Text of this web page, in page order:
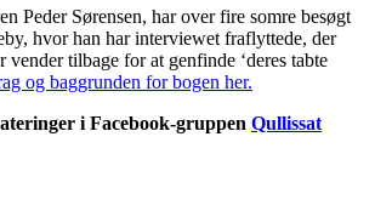
Peder Sørensen, har over fire somre besøgt
hvor han har interviewet fraflyttede, der
vender tilbage for at genfinde ‘deres tabte
og baggrunden for bogen her.
i Facebook-gruppen Qullissat